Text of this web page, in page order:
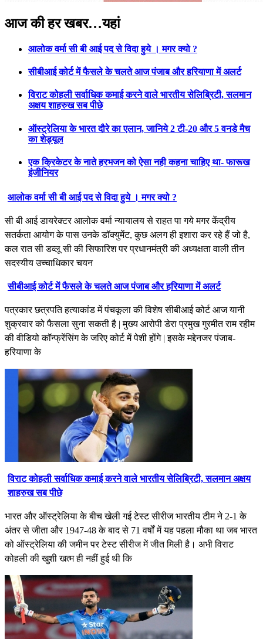
आज की हर खबर…यहां
आलोक वर्मा सी बी आई पद से विदा हुये । मगर क्यो ?
सीबीआई कोर्ट में फैसले के चलते आज पंजाब और हरियाणा में अलर्ट
विराट कोहली सर्वाधिक कमाई करने वाले भारतीय सेलिब्रिटी, सलमान
अक्षय शाहरुख सब पीछे
ऑस्ट्रेलिया के भारत दौरे का एलान, जानिये 2 टी-20 और 5 वनडे मैच
का शेड्यूल
एक क्रिकेटर के नाते हरभजन को ऐसा नही कहना चाहिए था- फारूख
इंजीनियर
आलोक वर्मा सी बी आई पद से विदा हुये । मगर क्यो ?
सी बी आई डायरेक्टर आलोक वर्मा न्यायालय से राहत पा गये मगर केंद्रीय
सतर्कता आयोग के पास उनके डॉक्युमेंट, कुछ अलग ही इशारा कर रहे हैं जो है,
कल रात सी डव्लू सी की सिफारिश पर प्रधानमंत्री की अध्यक्षता वाली तीन
सदस्यीय उच्चाधिकार चयन
सीबीआई कोर्ट में फैसले के चलते आज पंजाब और हरियाणा में अलर्ट
पत्रकार छत्रपति हत्याकांड में पंचकूला की विशेष सीबीआई कोर्ट आज यानी
शुक्रवार को फैसला सुना सकती है | मुख्य आरोपी डेरा प्रमुख गुरमीत राम रहीम
की वीडियो कॉन्फ्रेंसिंग के जरिए कोर्ट में पेशी होंगे | इसके मद्देनजर पंजाब-
हरियाणा के
विराट कोहली सर्वाधिक कमाई करने वाले भारतीय सेलिब्रिटी, सलमान अक्षय
शाहरुख सब पीछे
भारत और ऑस्ट्रेलिया के बीच खेली गई टेस्ट सीरीज भारतीय टीम ने 2-1 के
अंतर से जीता और 1947-48 के बाद से 71 वर्षों में यह पहला मौका था जब भारत
को ऑस्ट्रेलिया की जमीन पर टेस्ट सीरीज में जीत मिली है। अभी विराट
कोहली की खुशी खत्म ही नहीं हुई थी कि